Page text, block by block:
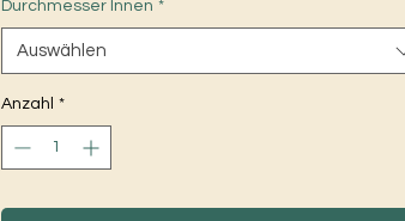
Durchmesser Innen *
Auswählen
Anzahl *